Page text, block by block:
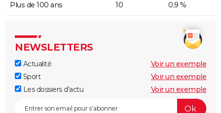
Plus de 100 ans 10 0,9 %
NEWSLETTERS
Actualité
Voir un exemple
Sport
Voir un exemple
Les dossiers d'actu
Voir un exemple